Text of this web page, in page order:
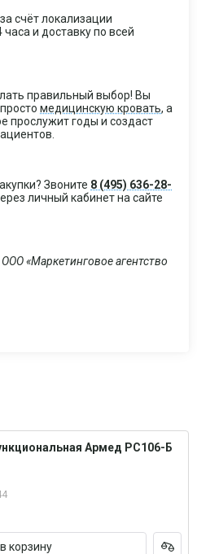
счёт локализации
часа и доставку по всей
правильный выбор! Вы
медицинскую кровать, а
прослужит годы и создаст
Звоните 8 (495) 636-28-
личный кабинет на сайте
«Маркетинговое агентство
Армед РС106-Б
корзину